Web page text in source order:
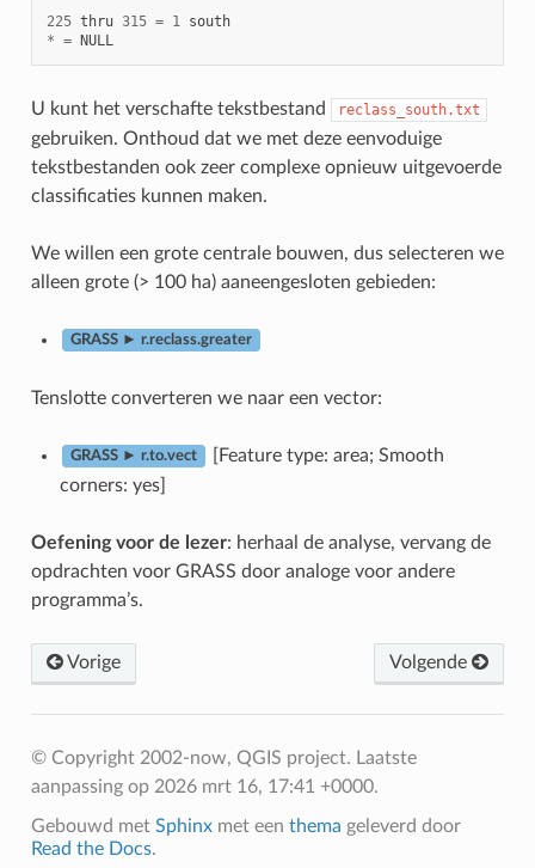
225 thru 315 = 1 south
* = NULL
U kunt het verschafte tekstbestand reclass_south.txt
gebruiken. Onthoud dat we met deze eenvoduige
tekstbestanden ook zeer complexe opnieuw uitgevoerde
classificaties kunnen maken.
We willen een grote centrale bouwen, dus selecteren we
alleen grote (> 100 ha) aaneengesloten gebieden:
GRASS ► r.reclass.greater
Tenslotte converteren we naar een vector:
GRASS ► r.to.vect
[Feature type: area; Smooth
corners: yes]
Oefening voor de lezer: herhaal de analyse, vervang de
opdrachten voor GRASS door analoge voor andere
programma’s.
Vorige Volgende
© Copyright 2002-now, QGIS project. Laatste
aanpassing op 2026 mrt 16, 17:41 +0000.
Gebouwd met Sphinxmet een thema geleverd door
Read the Docs.